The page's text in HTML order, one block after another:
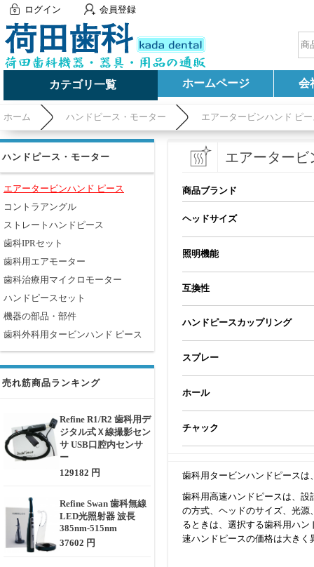
ログイン 会員登録
カテゴリ一覧 ホームページ 会
ホーム ハンドピース・モーター エアータービンハンド ピ
ハンドピース・モーター
エアータービンハンド ピース
コントラアングル
ストレートハンドピース
歯科IPRセット
歯科用エアモーター
歯科治療用マイクロモーター
ハンドピースセット
機器の部品・部件
歯科外科用タービンハンド ピース
売れ筋商品ランキング
Refine R1/R2 歯科用デ
ジタル式Ｘ線撮影セン
サ USB口腔内センサ
ー
129182 円
Refine Swan 歯科無線
LED光照射器 波長
385nm-515nm
37602 円
エアータービ
商品ブランド
ヘッドサイズ
照明機能
互換性
ハンドピースカップリング
スプレー
ホール
チャック
歯科用タービンハンドピース
歯科用高速ハンドピースは、設
の方式、ヘッドのサイズ、光
るときは、選択する歯科用ハ
速ハンドピースの価格は大き